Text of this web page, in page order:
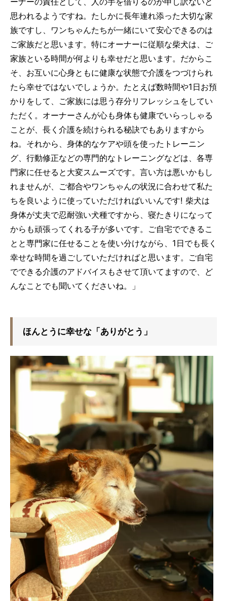
思われるようですね。たしかに長年連れ添った大切な家
族ですし、ワンちゃんたちが一緒にいて安心できるのは
ご家族だと思います。特にオーナーに従順な柴犬は、ご
家族といる時間が何よりも幸せだと思います。だからこ
そ、お互いに心身ともに健康な状態で介護をつづけられ
たら幸せではないでしょうか。たとえば数時間や1日お預
かりをして、ご家族には思う存分リフレッシュをしてい
ただく。オーナーさんが心も身体も健康でいらっしゃる
ことが、長く介護を続けられる秘訣でもありますから
ね。それから、身体的なケアや頭を使ったトレーニン
グ、行動修正などの専門的なトレーニングなどは、各専
門家に任せると大変スムーズです。言い方は悪いかもし
れませんが、ご都合やワンちゃんの状況に合わせて私た
ちを良いように使っていただければいいんです! 柴犬は
身体が丈夫で忍耐強い犬種ですから、寝たきりになって
からも頑張ってくれる子が多いです。ご自宅でできるこ
とと専門家に任せることを使い分けながら、1日でも長く
幸せな時間を過ごしていただければと思います。ご自宅
でできる介護のアドバイスもさせて頂いてますので、ど
んなことでも聞いてくださいね。」
ほんとうに幸せな「ありがとう」